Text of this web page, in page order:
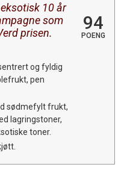
10 år
som
prisen.
94
POENG
og fyldig
pen
sødmefylt frukt,
lagringstoner,
toner.